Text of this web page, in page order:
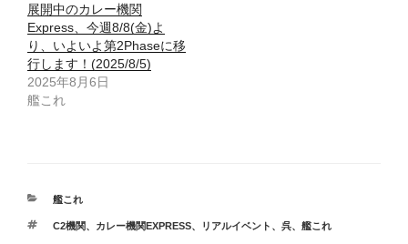
展開中のカレー機関
Express、今週8/8(金)よ
り、いよいよ第2Phaseに移
行します！(2025/8/5)
2025年8月6日
艦これ
カ
ゴ
艦これ
タ
C2機関、 カレー機関EXPRESS、 リアルイベント 、 呉、 艦これ